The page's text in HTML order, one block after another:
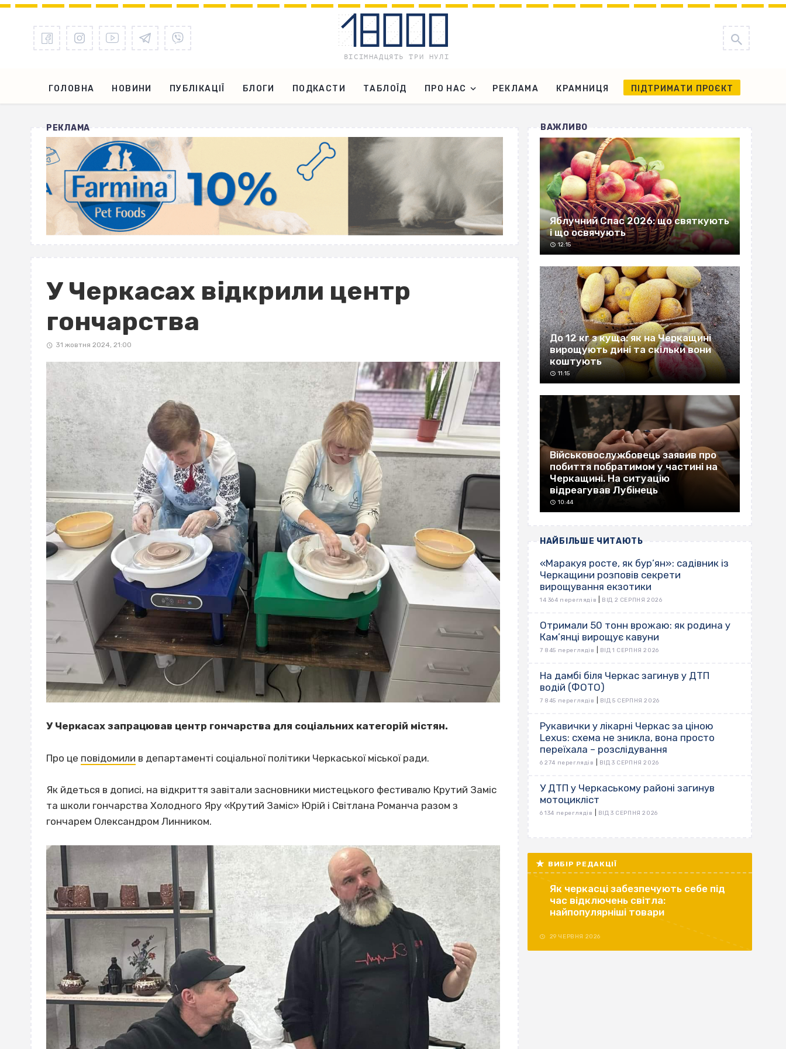
ГОЛОВНА НОВИНИ ПУБЛІКАЦІЇ БЛОГИ ПОДКАСТИ ТАБЛОЇД ПРО НАС РЕКЛАМА КРАМНИЦЯ ПІДТРИМАТИ ПРОЄКТ
РЕКЛАМА
У Черкасах відкрили центр
гончарства
31 жовтня 2024, 21:00
У Черкасах запрацював центр гончарства для соціальних категорій містян.
Про це повідомили в департаменті соціальної політики Черкаської міської ради.
Як йдеться в дописі, на відкриття завітали засновники мистецького фестивалю Крутий Заміс
та школи гончарства Холодного Яру «Крутий Заміс» Юрій і Світлана Романча разом з
гончарем Олександром Линником.
ВАЖЛИВО
Яблучний Спас 2026: що святкують
і що освячують
12:15
До 12 кг з куща: як на Черкащині
вирощують дині та скільки вони
коштують
11:15
Військовослужбовець заявив про
побиття побратимом у частині на
Черкащині. На ситуацію
відреагував Лубінець
10:44
НАЙБІЛЬШЕ ЧИТАЮТЬ
«Маракуя росте, як бур’ян»: садівник із
Черкащини розповів секрети
вирощування екзотики
14 364 переглядів ВІД 2 СЕРПНЯ 2026
Отримали 50 тонн врожаю: як родина у
Кам’янці вирощує кавуни
7 845 переглядів ВІД 1 СЕРПНЯ 2026
На дамбі біля Черкас загинув у ДТП
водій (ФОТО)
7 845 переглядів ВІД 5 СЕРПНЯ 2026
Рукавички у лікарні Черкас за ціною
Lexus: схема не зникла, вона просто
переїхала – розслідування
6 274 переглядів ВІД 3 СЕРПНЯ 2026
У ДТП у Черкаському районі загинув
мотоцикліст
6 134 переглядів ВІД 3 СЕРПНЯ 2026
ВИБІР РЕДАКЦІЇ
Як черкасці забезпечують себе під
час відключень світла:
найпопулярніші товари
29 ЧЕРВНЯ 2026